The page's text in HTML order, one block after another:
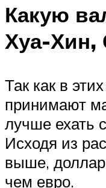
Какую
Хуа-Хин,
Так как в
принимают
лучше ехать
Исходя из
выше,
чем евро.